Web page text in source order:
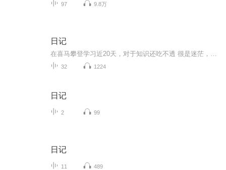
97 9.8万
日记
32 1224
日记
2 99
日记
11 489